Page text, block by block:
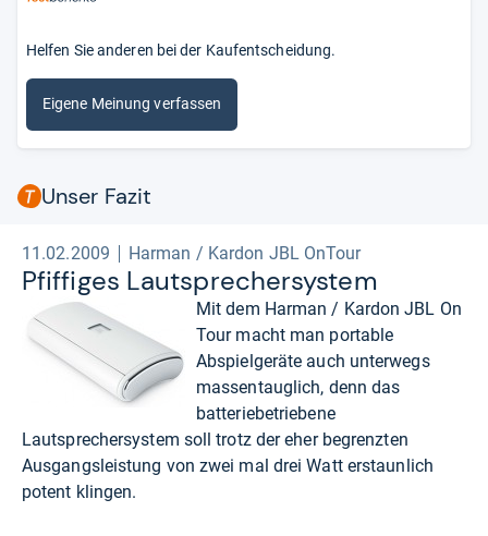
Helfen Sie anderen bei der Kaufentscheidung.
Eigene Meinung verfassen
Unser Fazit
11.02.2009 Harman / Kardon JBL OnTour
Pfif­fi­ges Laut­spre­cher­sys­tem
Mit dem Harman / Kardon JBL On
Tour macht man portable
Abspielgeräte auch unterwegs
massentauglich, denn das
batteriebetriebene
Lautsprechersystem soll trotz der eher begrenzten
Ausgangsleistung von zwei mal drei Watt erstaunlich
potent klingen.